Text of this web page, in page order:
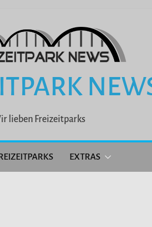
lieben Freizeitparks
EXTRAS